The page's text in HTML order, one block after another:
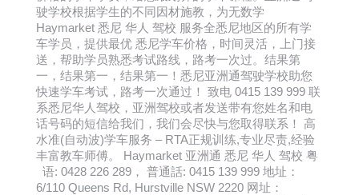
驶学校根据学生的不同因材施教，为无数学
Haymarket 悉尼 华人 驾校 服务全悉尼地区的所有学
车学员，提供最优 悉尼学车价格，时间灵活，上门接
送，帮助学员熟悉考试路线，路考一次过。结果第
一，结果第一，结果第一！悉尼亚洲通驾驶学校助您
快速学车考试，路考一次通过！ 致电 0415 139 999 联
系悉尼华人驾校，亚洲驾校或者发送带有您姓名和电
话号码的短信给我们，我们会尽快与您取得联系！ 高
水准(自动波)学车服务 – RTA正规训练,专业尽责,经验
丰富教车师傅。 Haymarket 亚洲通 悉尼 华人 驾校 粤
语: 0428 226 289， 普通話: 0415 139 999 地址：
6/110 Queens Rd, Hurstville NSW 2220 网址：